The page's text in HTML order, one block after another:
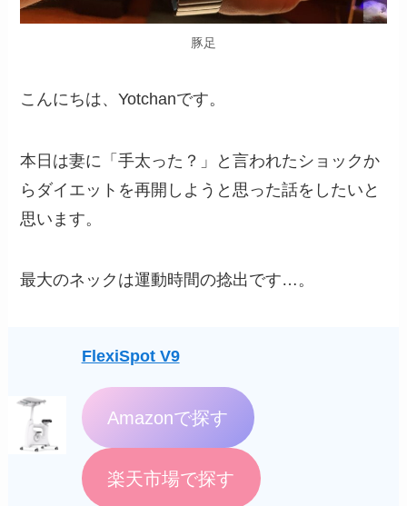
豚足
こんにちは、Yotchanです。
本日は妻に「手太った？」と言われたショックか
らダイエットを再開しようと思った話をしたいと
思います。
最大のネックは運動時間の捻出です…。
FlexiSpot V9
Amazonで探す
楽天市場で探す